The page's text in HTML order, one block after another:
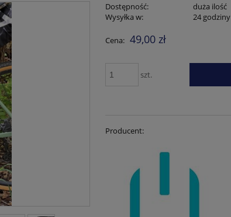
Dostępność:
duża ilość
Wysyłka w:
24 godziny
Cena: 49,00 zł
szt.
Producent: